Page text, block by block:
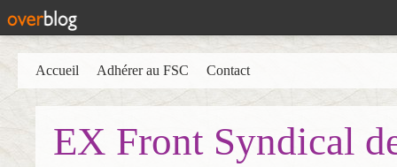
EX Front Syndical
Accueil Adhérer au FSC Contact